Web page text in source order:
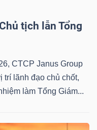
tịch lẫn Tổng
CTCP Janus Group
trí lãnh đạo chủ chốt,
làm Tổng Giám...